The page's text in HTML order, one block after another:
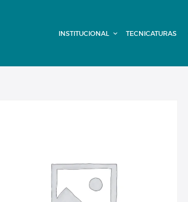
INSTITUCIONAL TECNICATURAS
DOMÍNICO
CONTACTO